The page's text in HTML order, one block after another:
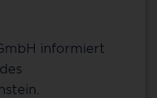
informiert